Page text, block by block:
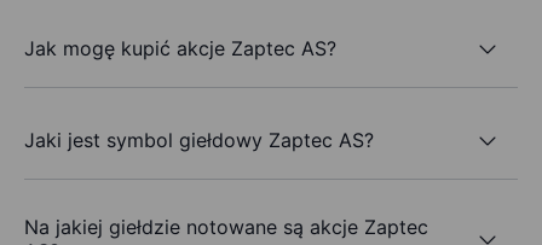
Jak mogę kupić akcje Zaptec AS?
Jaki jest symbol giełdowy Zaptec AS?
Na jakiej giełdzie notowane są akcje Zaptec